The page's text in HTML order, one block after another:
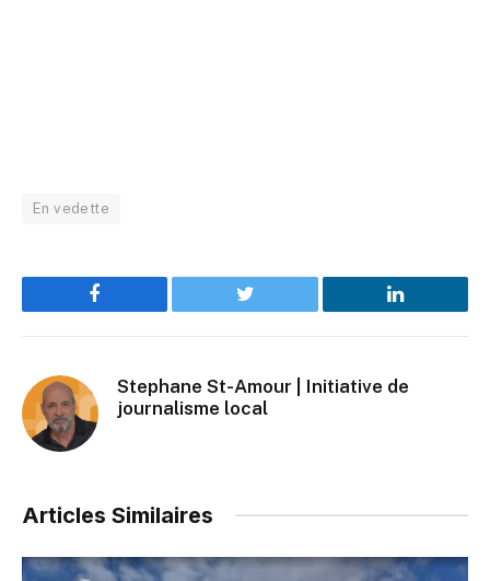
En vedette
Facebook Twitter LinkedIn
Stephane St-Amour | Initiative de
journalisme local
Articles Similaires